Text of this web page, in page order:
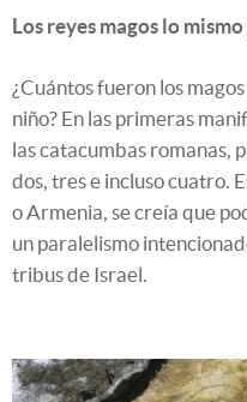
Los reyes magos lo
¿Cuántos fueron los
niño? En las primeras
las catacumbas romanas,
dos, tres e incluso cuatro.
o Armenia, se creía que
un paralelismo
tribus de Israel.